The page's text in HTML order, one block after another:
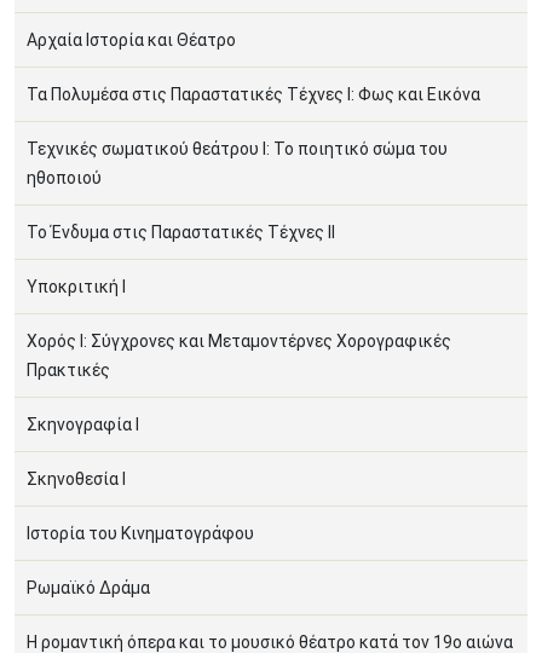
Αρχαία Ιστορία και Θέατρο
Τα Πολυμέσα στις Παραστατικές Τέχνες Ι: Φως και Εικόνα
Τεχνικές σωματικού θεάτρου Ι: Το ποιητικό σώμα του
ηθοποιού
Το Ένδυμα στις Παραστατικές Τέχνες ΙΙ
Υποκριτική Ι
Χορός Ι: Σύγχρονες και Μεταμοντέρνες Χορογραφικές
Πρακτικές
Σκηνογραφία Ι
Σκηνοθεσία Ι
Ιστορία του Κινηματογράφου
Ρωμαϊκό Δράμα
Η ρομαντική όπερα και το μουσικό θέατρο κατά τον 19ο αιώνα